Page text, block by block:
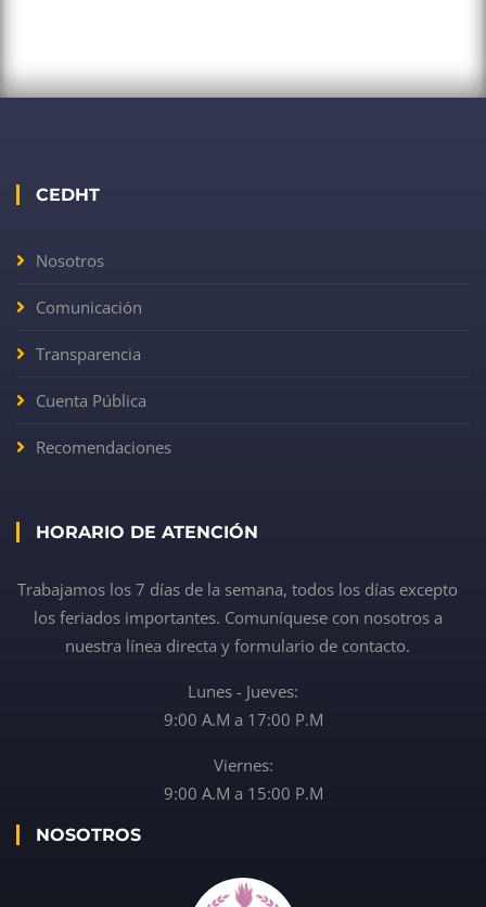
CEDHT
Nosotros
Comunicación
Transparencia
Cuenta Pública
Recomendaciones
HORARIO DE ATENCIÓN
Trabajamos los 7 días de la semana, todos los días excepto
los feriados importantes. Comuníquese con nosotros a
nuestra línea directa y formulario de contacto.
Lunes - Jueves:
9:00 A.M a 17:00 P.M
Viernes:
9:00 A.M a 15:00 P.M
NOSOTROS